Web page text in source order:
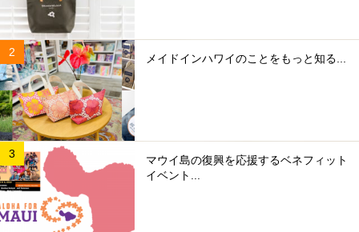
メイドインハワイのことをもっと知る...
マウイ島の復興を応援するベネフィット
イベント...